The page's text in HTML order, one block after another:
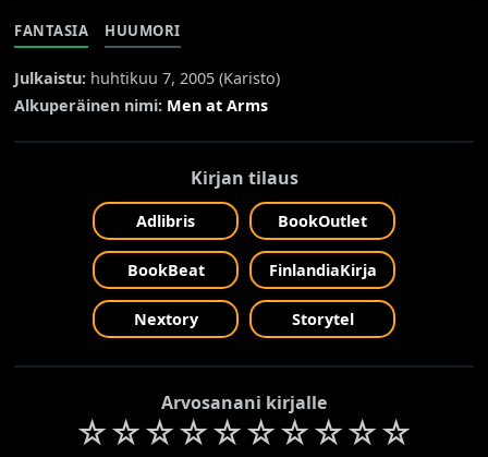
FANTASIA HUUMORI
Julkaistu: huhtikuu 7, 2005 (Karisto)
Alkuperäinen nimi: Men at Arms
Kirjan tilaus
Adlibris BookOutlet
BookBeat FinlandiaKirja
Nextory Storytel
Arvosanani kirjalle
☆☆☆☆☆☆☆☆☆☆